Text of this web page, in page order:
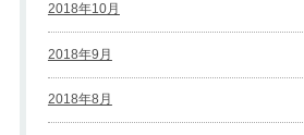
2018年10月
2018年9月
2018年8月